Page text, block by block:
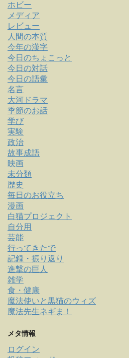
ホビー
メディア
レビュー
人間の本質
今年の漢字
今日のちょこっと
今日の対話
今日の語彙
名言
大河ドラマ
季節のお話
学び
実験
政治
故事成語
映画
未分類
歴史
毎日のお役立ち
漫画
白猫プロジェクト
自分用
芸能
行ってきたで
記録・振り返り
進撃の巨人
雑学
食・健康
魔法使いと黒猫のウィズ
魔法先生ネギま！
メタ情報
ログイン